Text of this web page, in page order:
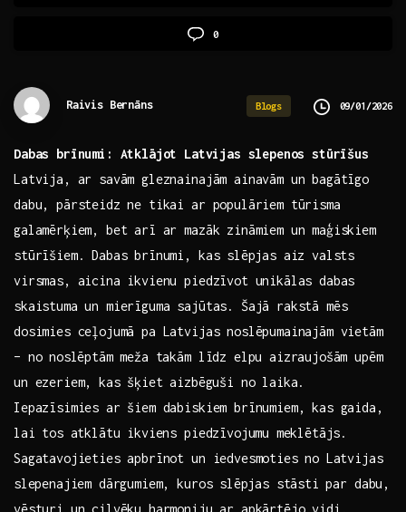
0
Raivis Bernāns Blogs 09/01/2026
Dabas brīnumi: Atklājot⁢ Latvijas slepenos stūrīšus
Latvija, ar ‌savām gleznainajām ainavām un bagātīgo
dabu, pārsteidz ne tikai ar populāriem tūrisma
galamērķiem, bet arī​ ar mazāk zināmiem un maģiskiem
stūrīšiem. Dabas brīnumi, kas⁢ slēpjas aiz valsts
virsmas, aicina ikvienu piedzīvot unikālas​ dabas
skaistuma un mierīguma sajūtas. Šajā rakstā mēs
dosimies ceļojumā pa Latvijas noslēpumainajām vietām
– no⁤ noslēptām meža takām ‍līdz elpu aizraujošām upēm
un ezeriem, kas šķiet⁣ aizbēguši no laika.
Iepazīsimies ar šiem dabiskiem brīnumiem, kas gaida,
lai tos ⁢atklātu ikviens piedzīvojumu⁢ meklētājs.
Sagatavojieties apbrīnot un iedvesmoties no⁢ Latvijas
⁢slepenajiem dārgumiem, kuros⁤ slēpjas stāsti ⁢par dabu,